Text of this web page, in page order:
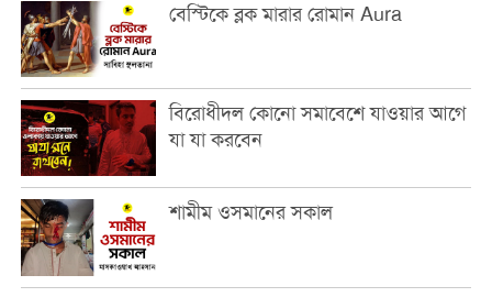
বেস্টিকে ব্লক মারার রোমান Aura
বিরোধীদল কোনো সমাবেশে যাওয়ার আগে
যা যা করবেন
শামীম ওসমানের সকাল